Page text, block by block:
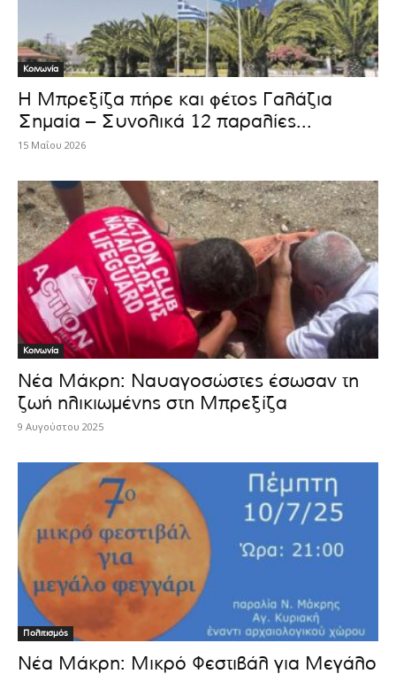
Κοινωνία
Η Μπρεξίζα πήρε και φέτος Γαλάζια
Σημαία – Συνολικά 12 παραλίες...
15 Μαΐου 2026
Κοινωνία
Νέα Μάκρη: Ναυαγοσώστες έσωσαν τη
ζωή ηλικιωμένης στη Μπρεξίζα
9 Αυγούστου 2025
Πολιτισμός
Νέα Μάκρη: Μικρό Φεστιβάλ για Μεγάλο